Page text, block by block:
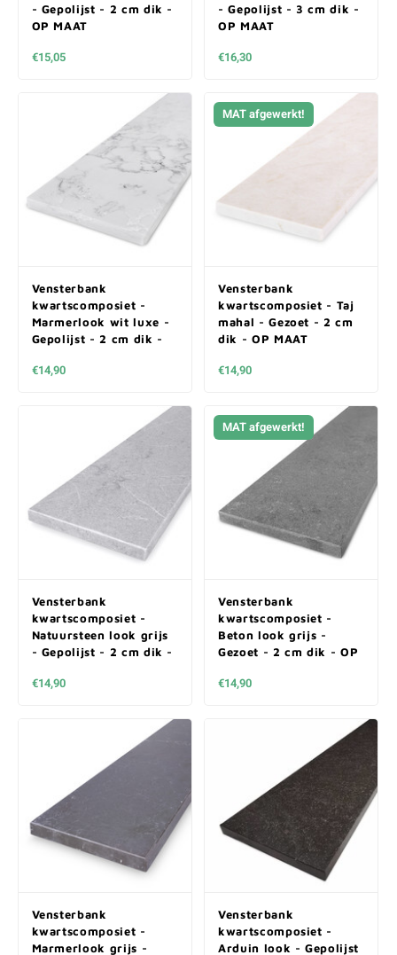
- Gepolijst - 2 cm dik -
OP MAAT
€15,05
- Gepolijst - 3 cm dik -
OP MAAT
€16,30
Vensterbank
kwartscomposiet -
Marmerlook wit luxe -
Gepolijst - 2 cm dik -
€14,90
MAT afgewerkt!
Vensterbank
kwartscomposiet - Taj
mahal - Gezoet - 2 cm
dik - OP MAAT
€14,90
Vensterbank
kwartscomposiet -
Natuursteen look grijs
- Gepolijst - 2 cm dik -
€14,90
MAT afgewerkt!
Vensterbank
kwartscomposiet -
Beton look grijs -
Gezoet - 2 cm dik - OP
€14,90
Vensterbank
kwartscomposiet -
Marmerlook grijs -
Vensterbank
kwartscomposiet -
Arduin look - Gepolijst